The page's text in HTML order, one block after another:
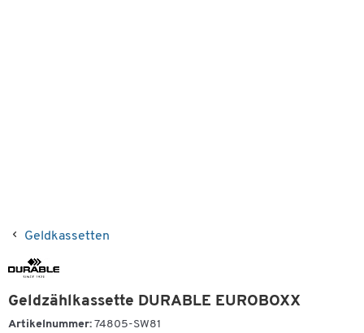
Geldkassetten
Geldzählkassette DURABLE EUROBOXX
Artikelnummer: 74805-SW81